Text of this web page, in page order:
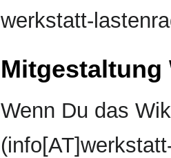
werkstatt-
Mitgestaltung
Wenn Du das